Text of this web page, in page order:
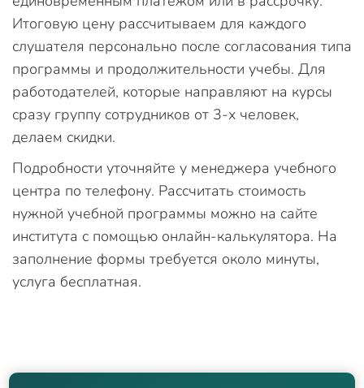
Итоговую цену рассчитываем для каждого
слушателя персонально после согласования типа
программы и продолжительности учебы. Для
работодателей, которые направляют на курсы
сразу группу сотрудников от 3-х человек,
делаем скидки.
Подробности уточняйте у менеджера учебного
центра по телефону. Рассчитать стоимость
нужной учебной программы можно на сайте
института с помощью онлайн-калькулятора. На
заполнение формы требуется около минуты,
услуга бесплатная.